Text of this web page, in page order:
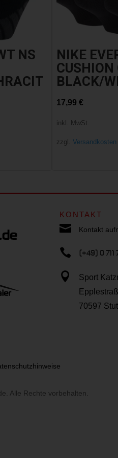
NS
NIKE
CUSHION
BLACK/
17,99€
inkl. MwSt.
zzgl. Versandkosten
KONTAKT
 Kontakt
 (+49) 0 711

Sport
70597
Alle Rechte vorbehalten.